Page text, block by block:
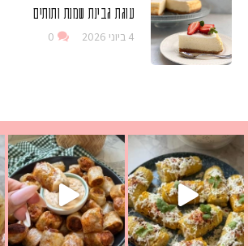
עוגת גבינת שמנת ותותים
4 ביוני 2026 0
שמכינים בכמה דקות עב
מחבת שהוא שילוב של מופלטה וספינז׳, רעיון מעול